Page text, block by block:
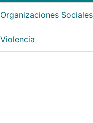
Organizaciones Sociales
Violencia